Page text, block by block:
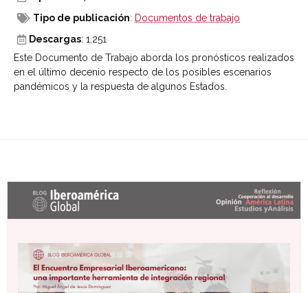
Tipo de publicación: Documentos de trabajo
Descargas: 1,251
Este Documento de Trabajo aborda los pronósticos realizados
en el último decenio respecto de los posibles escenarios
pandémicos y la respuesta de algunos Estados.
Últimas entradas Blog Iberoamérica global